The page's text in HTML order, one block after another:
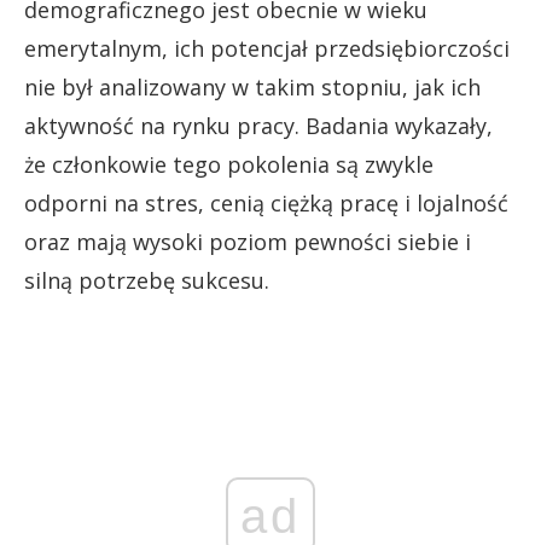
demograficznego jest obecnie w wieku
emerytalnym, ich potencjał przedsiębiorczości
nie był analizowany w takim stopniu, jak ich
aktywność na rynku pracy. Badania wykazały,
że członkowie tego pokolenia są zwykle
odporni na stres, cenią ciężką pracę i lojalność
oraz mają wysoki poziom pewności siebie i
silną potrzebę sukcesu.
ad